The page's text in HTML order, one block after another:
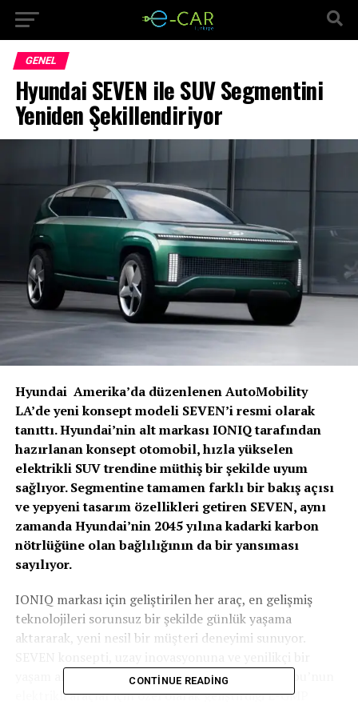
GENEL
Hyundai SEVEN ile SUV Segmentini
Yeniden Şekillendiriyor
Hyundai Amerika’da düzenlenen AutoMobility
LA’de yeni konsept modeli SEVEN’i resmi olarak
tanıttı. Hyundai’nin alt markası IONIQ tarafından
hazırlanan konsept otomobil, hızla yükselen
elektrikli SUV trendine müthiş bir şekilde uyum
sağlıyor. Segmentine tamamen farklı bir bakış açısı
ve yepyeni tasarım özellikleri getiren SEVEN, aynı
zamanda Hyundai’nin 2045 yılına kadarki karbon
nötrlüğüne olan bağlılığının da bir yansıması
sayılıyor.
IONIQ markası için geliştirilen her araç, en gelişmiş
teknolojileri sorunsuz bir şekilde günlük yaşama
aktararak, yeni nesil bir müşteri deneyimi sunuyor.
yaşam alanına sahip. Ayrıca, Hyundai Motor Grubu’nun
elektrikli araçlar için özel olarak geliştirdiği E-GMP
CONTINUE READING